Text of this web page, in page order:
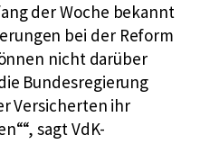
ü
r
G
e
s
e
der Woche bekannt
bei der Reform
nicht darüber
Bundesregierung
Versicherten ihr
, sagt VdK-